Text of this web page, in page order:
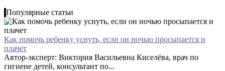
Популярные статьи
Как помочь ребенку уснуть, если он ночью просыпается и
плачет
Автор-эксперт: Виктория Васильевна Киселёва, врач по
гигиене детей, консультант по...